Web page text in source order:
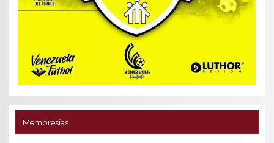
Membresías